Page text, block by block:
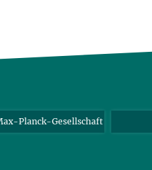
Planck-Gesellschaft